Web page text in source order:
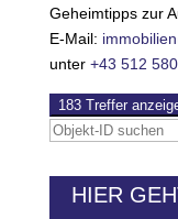
Geheimtipps zur
E-Mail:
unter +43 512
183 Treffer
HIER